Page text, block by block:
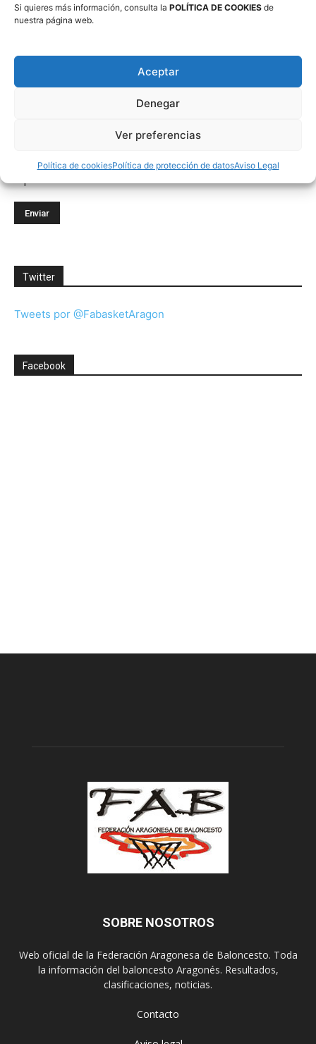
Si quieres más información, consulta la POLÍTICA DE COOKIES de
nuestra página web.
Aceptar
Denegar
Ver preferencias
Política de cookiesPolítica de protección de datosAviso Legal
Suscríbete a nuestra Newsletter
Correo electrónico (requerido)
Consiento el uso de mis datos personales para recibir
Twitter
Tweets por @FabasketAragon
Facebook
SOBRE NOSOTROS
Web oficial de la Federación Aragonesa de Baloncesto. Toda
la información del baloncesto Aragonés. Resultados,
clasificaciones, noticias.
Contacto